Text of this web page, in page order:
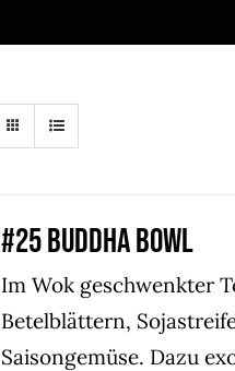
#25 BUDDHA BOWL
Im Wok geschwenkter
Betelblättern,
Saisongemüse. Dazu